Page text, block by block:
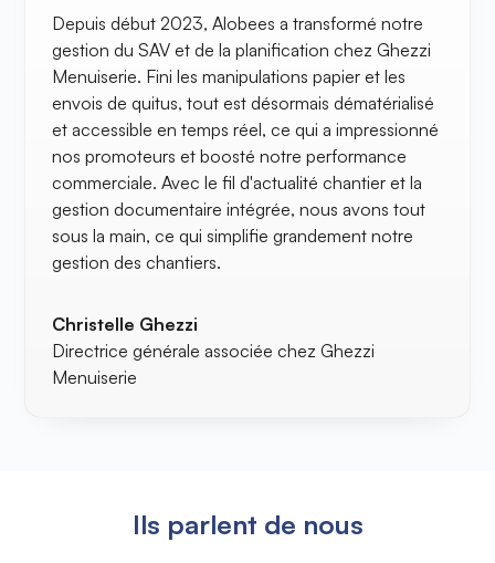
Depuis début 2023, Alobees a transformé notre
gestion du SAV et de la planification chez Ghezzi
Menuiserie. Fini les manipulations papier et les
envois de quitus, tout est désormais dématérialisé
et accessible en temps réel, ce qui a impressionné
nos promoteurs et boosté notre performance
commerciale. Avec le fil d'actualité chantier et la
gestion documentaire intégrée, nous avons tout
sous la main, ce qui simplifie grandement notre
gestion des chantiers.
Christelle Ghezzi
Directrice générale associée chez Ghezzi
Menuiserie
Ils parlent de nous